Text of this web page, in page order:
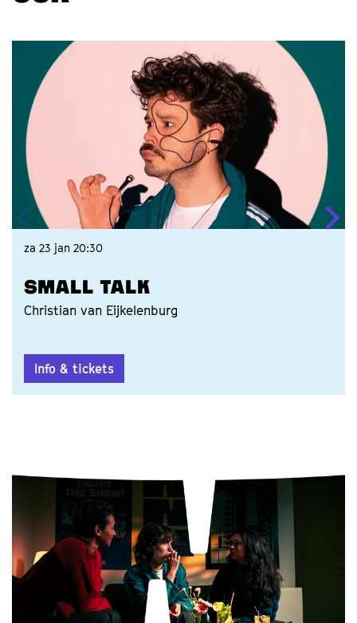
SMALL TALK
Christian van Eijkelenburg
za 23 jan 20:30
Info & tickets